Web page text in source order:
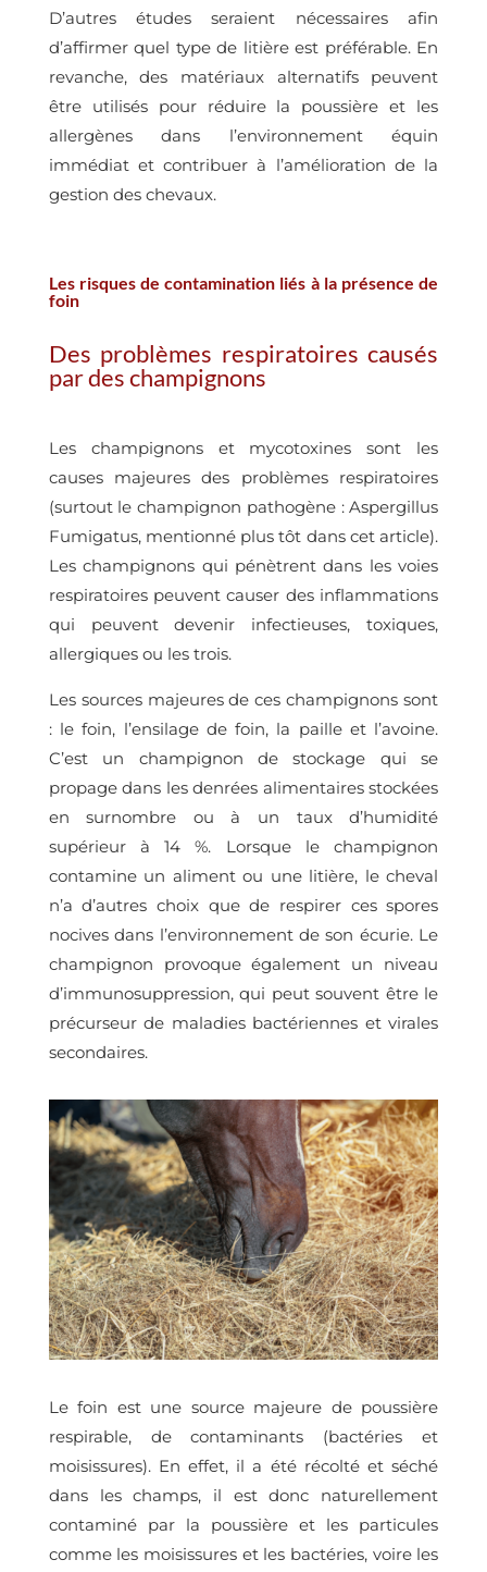
D’autres études seraient nécessaires afin
d’affirmer quel type de litière est préférable. En
revanche, des matériaux alternatifs peuvent
être utilisés pour réduire la poussière et les
allergènes dans l’environnement équin
immédiat et contribuer à l’amélioration de la
gestion des chevaux.
Les risques de contamination liés à la présence de
foin
Des problèmes respiratoires causés
par des champignons
Les champignons et mycotoxines sont les
causes majeures des problèmes respiratoires
(surtout le champignon pathogène : Aspergillus
Fumigatus, mentionné plus tôt dans cet article).
Les champignons qui pénètrent dans les voies
respiratoires peuvent causer des inflammations
qui peuvent devenir infectieuses, toxiques,
allergiques ou les trois.
Les sources majeures de ces champignons sont
: le foin, l’ensilage de foin, la paille et l’avoine.
C’est un champignon de stockage qui se
propage dans les denrées alimentaires stockées
en surnombre ou à un taux d’humidité
supérieur à 14 %. Lorsque le champignon
contamine un aliment ou une litière, le cheval
n’a d’autres choix que de respirer ces spores
nocives dans l’environnement de son écurie. Le
champignon provoque également un niveau
d’immunosuppression, qui peut souvent être le
précurseur de maladies bactériennes et virales
secondaires.
Le foin est une source majeure de poussière
respirable, de contaminants (bactéries et
moisissures). En effet, il a été récolté et séché
dans les champs, il est donc naturellement
contaminé par la poussière et les particules
comme les moisissures et les bactéries, voire les